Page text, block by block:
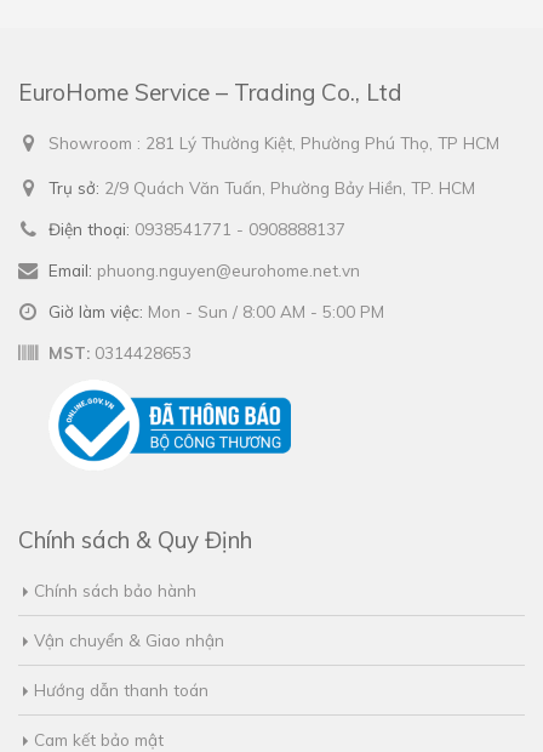
EuroHome Service – Trading Co., Ltd
Showroom : 281 Lý Thường Kiệt, Phường Phú Thọ, TP HCM
Trụ sở: 2/9 Quách Văn Tuấn, Phường Bảy Hiền, TP. HCM
Điện thoại: 0938541771 - 0908888137
Email: phuong.nguyen@eurohome.net.vn
Giờ làm việc: Mon - Sun / 8:00 AM - 5:00 PM
MST: 0314428653
Chính sách & Quy Định
Chính sách bảo hành
Vận chuyển & Giao nhận
Hướng dẫn thanh toán
Cam kết bảo mật